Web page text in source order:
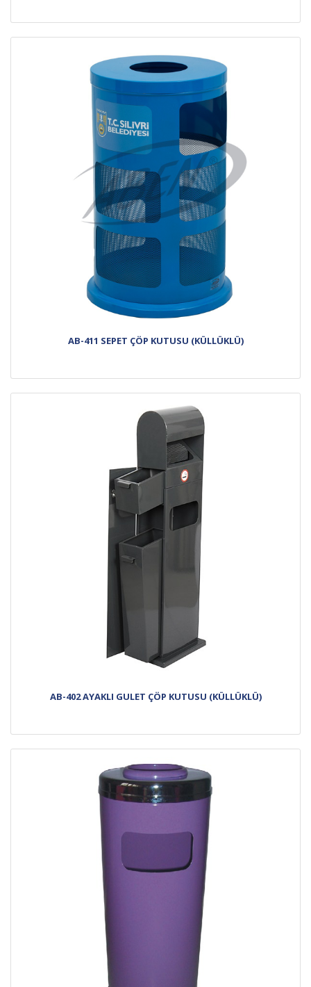
AB-411 SEPET ÇÖP KUTUSU (KÜLLÜKLÜ)
AB-402 AYAKLI GULET ÇÖP KUTUSU (KÜLLÜKLÜ)